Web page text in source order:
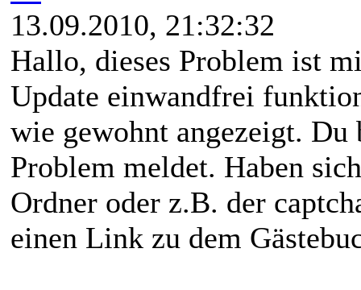
13.09.2010, 21:32:32
Hallo, dieses Problem ist
Update einwandfrei
wie gewohnt angezeigt. Du
Problem meldet. Haben
Ordner oder z.B. der
einen Link zu dem